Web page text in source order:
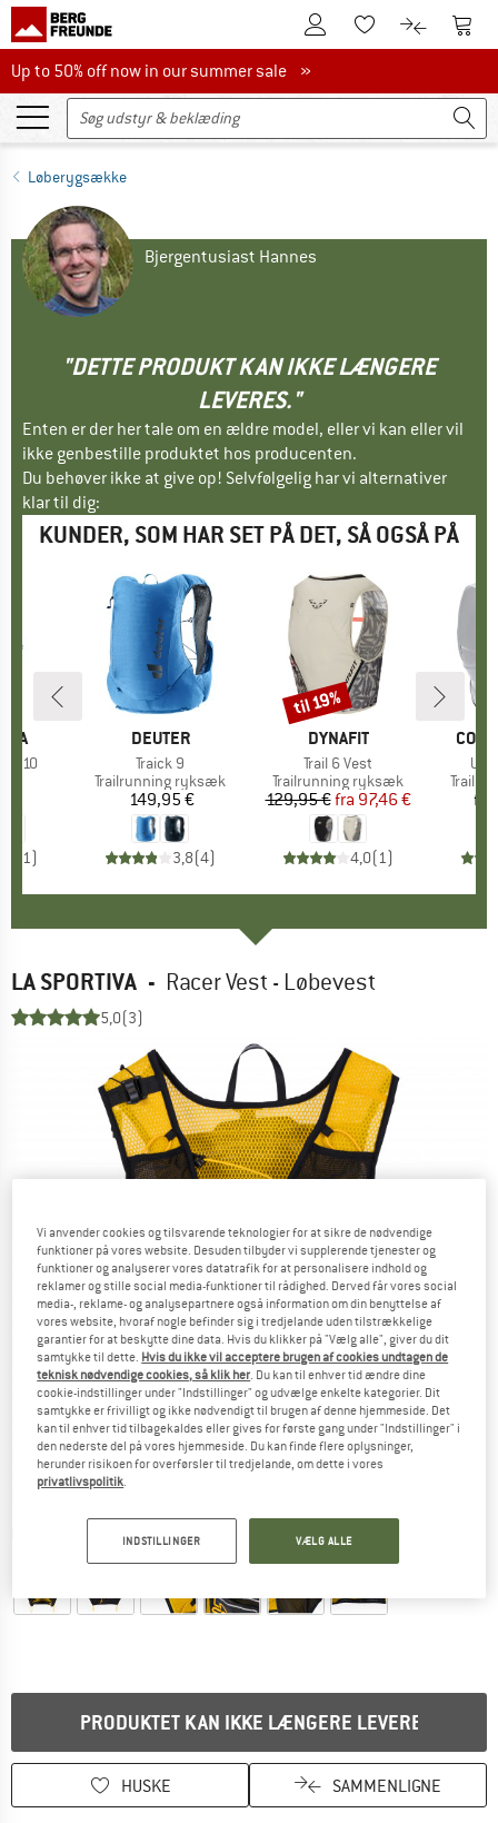
Til kundekontoenTil huskesedlen.
Til Til
Up to 50% off now in our summer sale
Up to 50% off now in our summer sale »
Løberygsække
Bjergentusiast Hannes
"DETTE PRODUKT KAN IKKE LÆNGERE
LEVERES."
Enten er der her tale om en ældre model, eller vi kan eller vil
ikke genbestille produktet hos producenten.
Du behøver ikke at give op! Selvfølgelig har vi alternativer
klar til dig:
KUNDER, SOM HAR SET PÅ DET, SÅ OGSÅ PÅ
10
1)
MÆRKE
DEUTER
Artikel
Traick 9
Produktgruppe
Trailrunning ryksæk
Pris
149,95 €
3,8(4)
MÆRKE
DYNAFIT
Artikel
Trail 6 Vest
Produktgruppe
Trailrunning ryksæk
Pris
129,95 € Nedsat pris
fra 97,46 €
4,0(1)
Rabat
til 19%
fra
LA SPORTIVA - Racer Vest - Løbevest
5,0(3)
PRODUKTET KAN IKKE LÆNGERE LEVERES
HUSKE SAMMENLIGNE
Vi anvender cookies og tilsvarende teknologier for at sikre de nødvendige
funktioner på vores website. Desuden tilbyder vi supplerende tjenester og
funktioner og analyserer vores datatrafik for at personalisere indhold og
reklamer og stille social media-funktioner til rådighed. Derved får vores social
media-, reklame- og analysepartnere også information om din benyttelse af
vores website, hvoraf nogle befinder sig i tredjelande uden tilstrækkelige
garantier for at beskytte dine data. Hvis du klikker på "Vælg alle", giver du dit
samtykke til dette. Hvis du ikke vil acceptere brugen af cookies undtagen de
teknisk nødvendige cookies, så klik her. Du kan til enhver tid ændre dine
cookie-indstillinger under "Indstillinger" og udvælge enkelte kategorier. Dit
samtykke er frivilligt og ikke nødvendigt til brugen af denne hjemmeside. Det
kan til enhver tid tilbagekaldes eller gives for første gang under "Indstillinger" i
den nederste del på vores hjemmeside. Du kan finde flere oplysninger,
herunder risikoen for overførsler til tredjelande, om dette i vores
privatlivspolitik.
INDSTILLINGER VÆLG ALLE